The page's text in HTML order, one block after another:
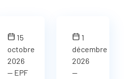
15
octobre
2026
— EPF
1
décembre
2026
—